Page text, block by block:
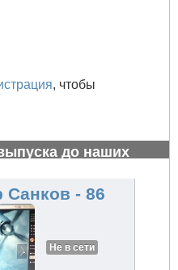
, чтобы
до наших
Санков - 86
Не в сети